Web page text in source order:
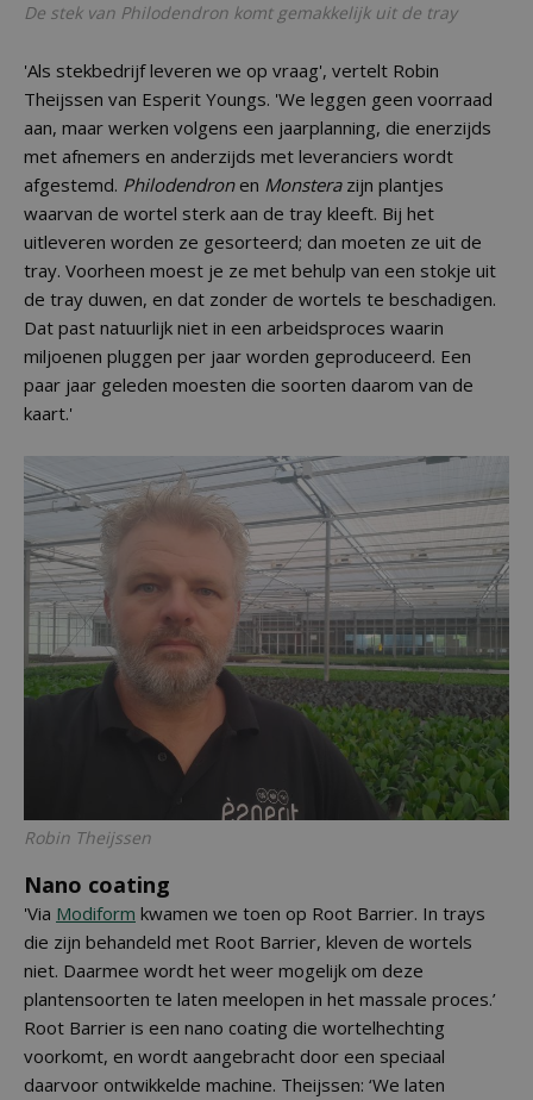
De stek van Philodendron komt gemakkelijk uit de tray
'Als stekbedrijf leveren we op vraag', vertelt Robin
Theijssen van Esperit Youngs. 'We leggen geen voorraad
aan, maar werken volgens een jaarplanning, die enerzijds
met afnemers en anderzijds met leveranciers wordt
afgestemd. Philodendronen Monsterazijn plantjes
waarvan de wortel sterk aan de tray kleeft. Bij het
uitleveren worden ze gesorteerd; dan moeten ze uit de
tray. Voorheen moest je ze met behulp van een stokje uit
de tray duwen, en dat zonder de wortels te beschadigen.
Dat past natuurlijk niet in een arbeidsproces waarin
miljoenen pluggen per jaar worden geproduceerd. Een
paar jaar geleden moesten die soorten daarom van de
kaart.'
Robin Theijssen
Nano coating
'Via Modiform kwamen we toen op Root Barrier. In trays
die zijn behandeld met Root Barrier, kleven de wortels
niet. Daarmee wordt het weer mogelijk om deze
plantensoorten te laten meelopen in het massale proces.’
Root Barrier is een nano coating die wortelhechting
voorkomt, en wordt aangebracht door een speciaal
daarvoor ontwikkelde machine. Theijssen: ‘We laten